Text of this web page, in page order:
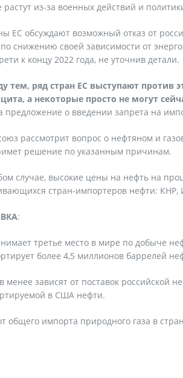
растут из-за военных действий и
ЕС обсуждают возможный отказ от
снижению своей зависимости от
к концу 2022 года, не уточнив детали.
тем, ряд стран ЕС выступают против
а некоторые просто не могут
предложение о введении запрета на
рассмотрит вопрос о нефтяном и
решение по указанным причинам.
случае, высокие цены на нефть на
стран-импортеров нефти:
:
третье место в мире по добыче
более 4,5 миллионов баррелей
менее зависят от поставок российской
в США нефти.
общего импорта природного газа в